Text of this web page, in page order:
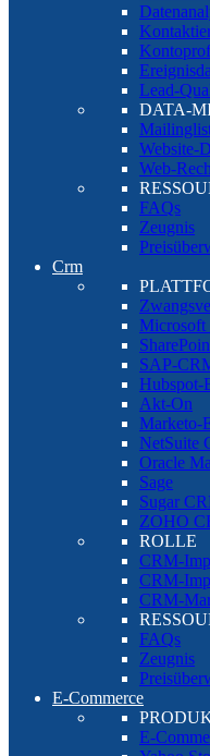
Lead-
DATA-
Website-
Web-
FAQs
Zeugnis
Crm
Microsoft
SAP-
Hubspot-
Akt-On
Marketo-
NetSuite
Oracle
Sage
Sugar
ZOHO
ROLLE
CRM-
CRM-
CRM-
FAQs
Zeugnis
E-Commerce
E-